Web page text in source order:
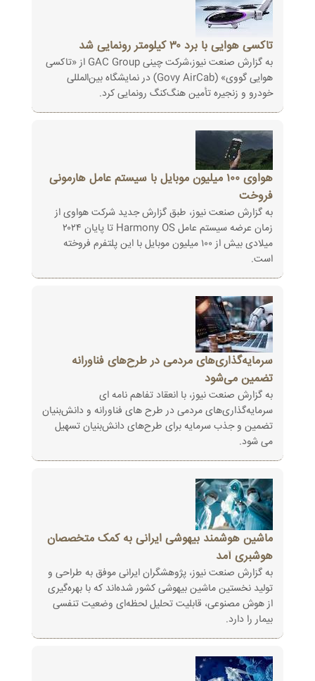
تاکسی هوایی با برد ۳۰ کیلومتر رونمایی شد
به گزارش صنعت نیوز،شرکت چینی GAC Group از «تاکسی
هوایی گووی» (Govy AirCab) در نمایشگاه بین‌المللی
خودرو و زنجیره تأمین هنگ‌کنگ رونمایی کرد.
هواوی ۱۰۰ میلیون موبایل با سیستم عامل هارمونی
فروخت
به گزارش صنعت نیوز، طبق گزارش جدید شرکت هواوی از
زمان عرضه سیستم عامل Harmony OS تا پایان ۲۰۲۴
میلادی بیش از ۱۰۰ میلیون موبایل با این پلتفرم فروخته
است.
سرمایه‌گذاری‌های مردمی در طرح‌های فناورانه
تضمین می‌‎شود
به گزارش صنعت نیوز، با انعقاد تفاهم نامه ای
سرمایه‌گذاری‌های مردمی در طرح های فناورانه و دانش‌بنیان
تضمین و جذب سرمایه‌ برای طرح‌های دانش‌بنیان تسهیل
می شود.
ماشین هوشمند بیهوشی ایرانی به کمک متخصصان
هوشبری آمد
به گزارش صنعت نیوز، پژوهشگران ایرانی موفق به طراحی و
تولید نخستین ماشین بیهوشی کشور شده‌اند که با بهره‌گیری
از هوش مصنوعی، قابلیت تحلیل لحظه‌ای وضعیت تنفسی
بیمار را دارد.